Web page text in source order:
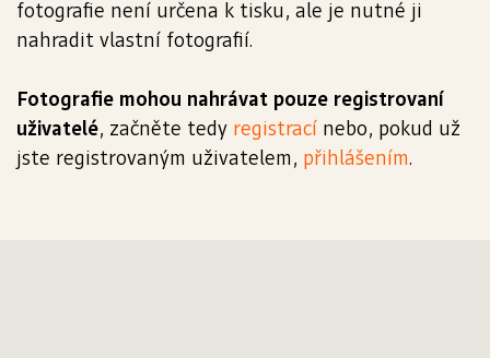
fotografie není určena k tisku, ale je nutné ji
nahradit vlastní fotografií.
Fotografie mohou nahrávat pouze registrovaní
uživatelé, začněte tedy registrací nebo, pokud už
jste registrovaným uživatelem, přihlášením.